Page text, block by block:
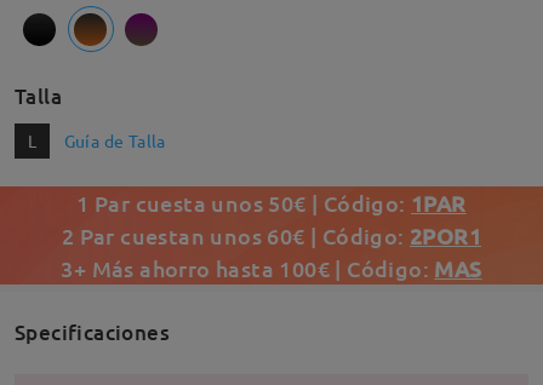
Talla
L Guía de Talla
1 Par cuesta unos 50€ | Código: 1PAR
2 Par cuestan unos 60€ | Código: 2POR1
3+ Más ahorro hasta 100€ | Código: MAS
Specificaciones